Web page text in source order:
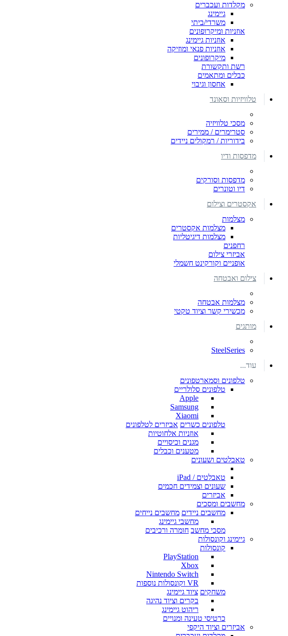
מקלדות ועכברים
גיימינג
משרדי/ביתי
אוזניות ומיקרופונים
אוזניות גיימינג
אוזניות פנאי ומוזיקה
מיקרופונים
רשת ותקשורת
כבלים ומתאמים
אחסון וגיבוי
טלוויזיות וסאונד
מסכי טלוויזיה
סטרימרים / ממירים
בידוריות / רמקולים ניידים
מדפסות ודיו
מדפסות וסורקים
דיו וטונרים
אקסטרים וצילום
מצלמות
מצלמות אקסטרים
מצלמות דיגיטליות
רחפנים
אביזרי צילום
אופניים וקורקינט חשמלי
צילום ואבטחה
מצלמות אבטחה
מכשירי קשר וציוד טקטי
מותגים
SteelSeries
עוד...
טלפונים וסמארטפונים
טלפונים סלולריים
Apple
Samsung
Xiaomi
טלפונים כשרים אביזרים לטלפונים
אוזניות אלחוטיות
מגנים וכיסויים
מטענים וכבלים
טאבלטים ושעונים
טאבלטים / iPad
שעונים וצמידים חכמים
אביזרים
מחשבים ומסכים
מחשבים ניידים מחשבים נייחים
מחשבי גיימינג
מסכי מחשב חומרה ורכיבים
גיימינג וקונסולות
קונסולות
PlayStation
Xbox
Nintendo Switch
VR וקונסולות נוספות
משחקים ציוד גיימינג
בקרים וציוד נהיגה
ריהוט גיימינג
כרטיסי טעינה ומנויים
אביזרים וציוד היקפי